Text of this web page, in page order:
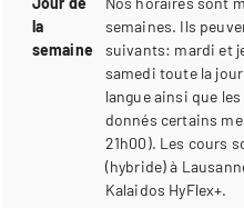
la
semaine
semaines. Ils
suivants: mardi et
samedi toute la
langue ainsi que
donnés certains
21h00). Les cours
(hybride) à
Kalaidos HyFlex+.